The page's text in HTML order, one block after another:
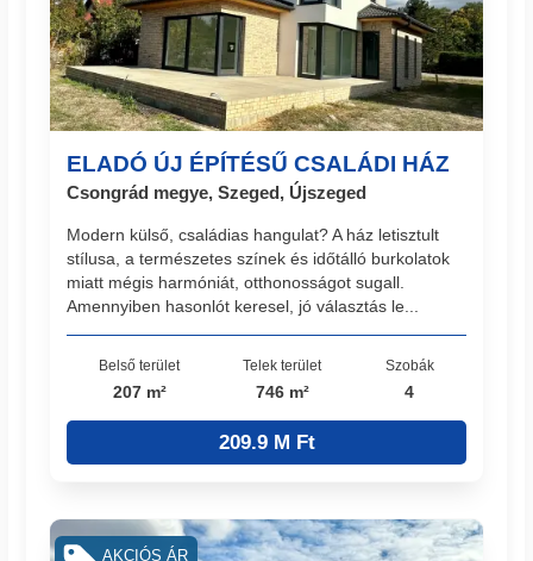
ELADÓ ÚJ ÉPÍTÉSŰ CSALÁDI HÁZ
Csongrád megye, Szeged, Újszeged
Modern külső, családias hangulat? A ház letisztult
stílusa, a természetes színek és időtálló burkolatok
miatt mégis harmóniát, otthonosságot sugall.
Amennyiben hasonlót keresel, jó választás le...
Belső terület
207 m²
Telek terület
746 m²
Szobák
4
209.9 M Ft
AKCIÓS ÁR